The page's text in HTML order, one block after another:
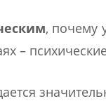
, почему
–